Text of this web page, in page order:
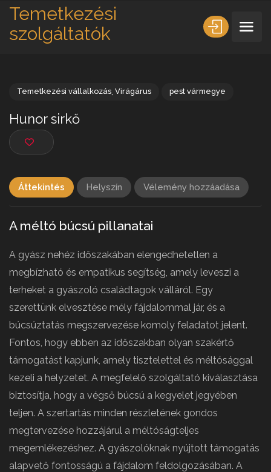
Temetkezési
szolgáltatók
Hunor sirkő
Áttekintés Helyszín Vélemény hozzáadása
A méltó búcsú pillanatai
A gyász nehéz időszakában elengedhetetlen a
megbízható és empatikus segítség, amely leveszi a
terheket a gyászoló családtagok válláról. Egy
szerettünk elvesztése mély fájdalommal jár, és a
búcsúztatás megszervezése komoly feladatot jelent.
Fontos, hogy ebben az időszakban olyan szakértő
támogatást kapjunk, amely tisztelettel és méltósággal
kezeli a helyzetet. A megfelelő szolgáltató kiválasztása
biztosítja, hogy a végső búcsú a kegyelet jegyében
teljen. A szertartás minden részletének gondos
megtervezése hozzájárul a méltóságteljes
megemlékezéshez. A gyászolóknak nyújtott támogatás
alapvető fontosságú a fájdalom feldolgozásában. A